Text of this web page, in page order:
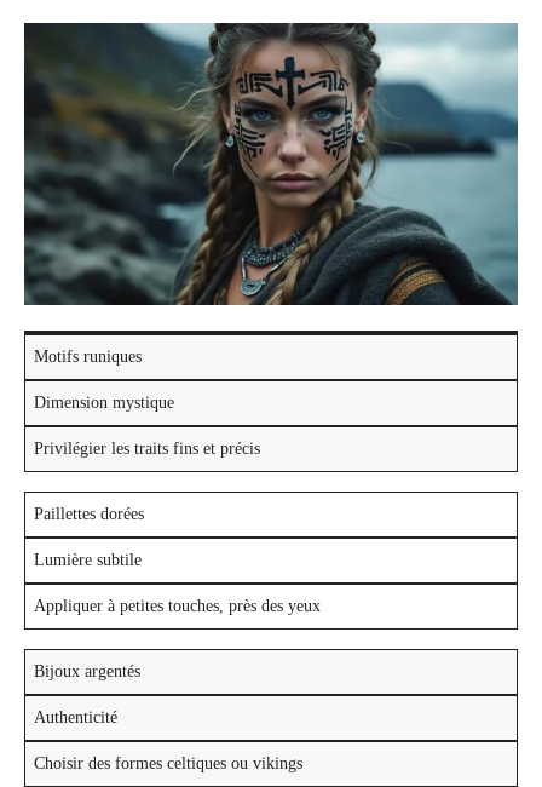
Motifs runiques
Dimension mystique
Privilégier les traits fins et précis
Paillettes dorées
Lumière subtile
Appliquer à petites touches, près des yeux
Bijoux argentés
Authenticité
Choisir des formes celtiques ou vikings